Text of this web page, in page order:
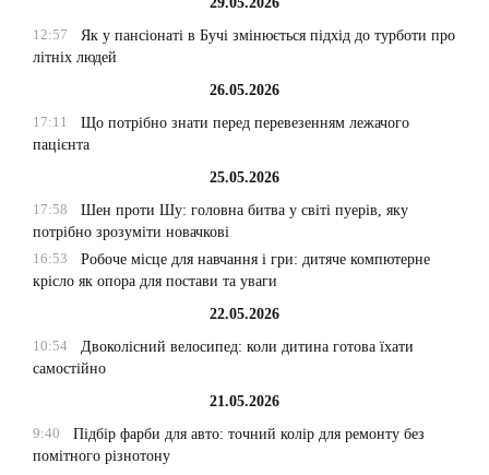
12:57
Як у пансіонаті в Бучі змінюється підхід до турботи про
літніх людей
26.05.2026
17:11
Що потрібно знати перед перевезенням лежачого
пацієнта
25.05.2026
17:58
Шен проти Шу: головна битва у світі пуерів, яку
потрібно зрозуміти новачкові
16:53
Робоче місце для навчання і гри: дитяче компютерне
крісло як опора для постави та уваги
22.05.2026
10:54
Двоколісний велосипед: коли дитина готова їхати
самостійно
21.05.2026
9:40
Підбір фарби для авто: точний колір для ремонту без
помітного різнотону